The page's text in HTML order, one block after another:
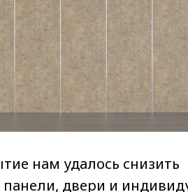
нам удалось снизить
двери и